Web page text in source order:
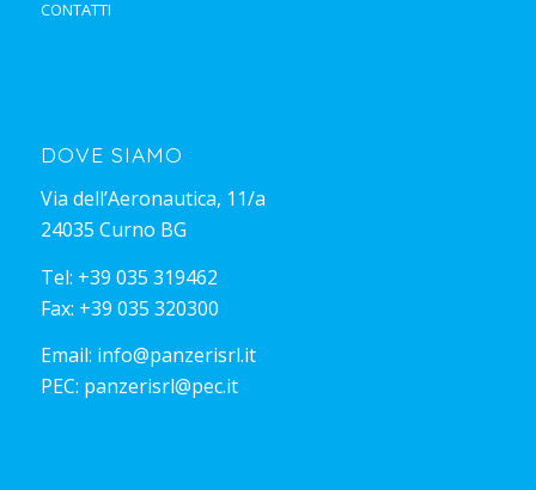
CONTATTI
DOVE SIAMO
Via dell’Aeronautica, 11/a
24035 Curno BG
Tel: +39 035 319462
Fax: +39 035 320300
Email: info@panzerisrl.it
PEC: panzerisrl@pec.it